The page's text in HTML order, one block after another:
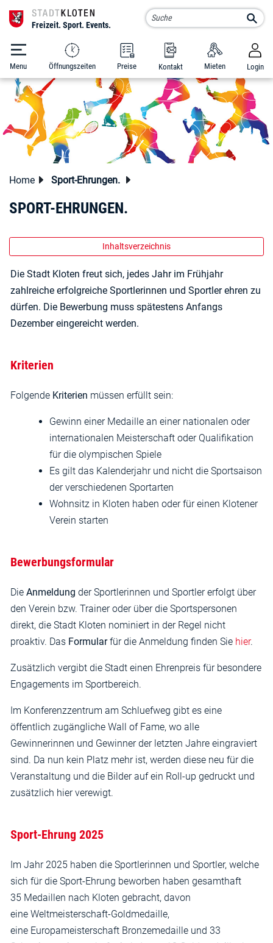
zur Startseite
Direkt zur Hauptnavigation
Direkt zum Inhalt
Direkt zur Suche
Direkt zum Stichwortverzeichnis
Kloten Schluefweg
Öffnungszeiten Preise Kontakt Mieten Login
Menu
Home Sport-Ehrungen.
SPORT-EHRUNGEN.
Inhaltsverzeichnis
Die Stadt Kloten freut sich, jedes Jahr im Frühjahr
zahlreiche erfolgreiche Sportlerinnen und Sportler ehren zu
dürfen. Die Bewerbung muss spätestens Anfangs
Dezember eingereicht werden.
Kriterien
Folgende Kriterien müssen erfüllt sein:
Gewinn einer Medaille an einer nationalen oder
internationalen Meisterschaft oder Qualifikation
für die olympischen Spiele
Es gilt das Kalenderjahr und nicht die Sportsaison
der verschiedenen Sportarten
Wohnsitz in Kloten haben oder für einen Klotener
Verein starten
Bewerbungsformular
Die Anmeldung der Sportlerinnen und Sportler erfolgt über
den Verein bzw. Trainer oder über die Sportspersonen
direkt, die Stadt Kloten nominiert in der Regel nicht
proaktiv. Das Formularfür die Anmeldung finden Sie hier.
Zusätzlich vergibt die Stadt einen Ehrenpreis für besondere
Engagements im Sportbereich.
Im Konferenzzentrum am Schluefweg gibt es eine
öffentlich zugängliche Wall of Fame, wo alle
Gewinnerinnen und Gewinner der letzten Jahre eingraviert
sind. Da nun kein Platz mehr ist, werden diese neu für die
Veranstaltung und die Bilder auf ein Roll-up gedruckt und
zusätzlich hier verewigt.
Sport-Ehrung 2025
Im Jahr 2025 haben die Sportlerinnen und Sportler, welche
sich für die Sport-Ehrung beworben haben gesamthaft
35 Medaillen nach Kloten gebracht, davon
eine Weltmeisterschaft-Goldmedaille,
eine Europameisterschaft Bronzemedaille und 33